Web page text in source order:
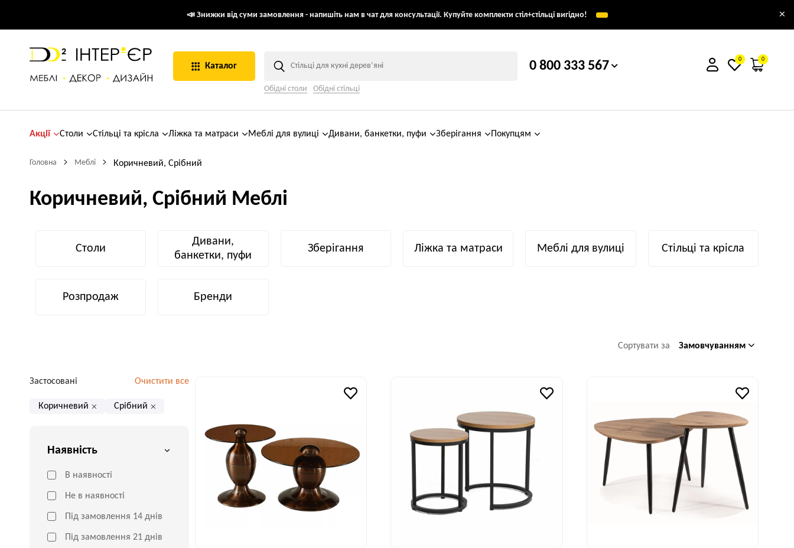
📣 Знижки від суми замовлення - напишіть нам в чат для консультації. Купуйте комплекти стіл+стільці вигідно! ×
Каталог
Обідні столи Обідні стільці
0 800 333 567 0 0
Акції Столи Стільці та крісла Ліжка та матраси Меблі для вулиці Дивани, банкетки, пуфи Зберігання Покупцям
Головна Меблі Коричневий, Срібний
Коричневий, Срібний Меблі
Столи
Дивани,
банкетки, пуфи
Зберігання Ліжка та матраси Меблі для вулиці Стільці та крісла
Розпродаж Бренди
Сортувати за Замовчуванням
Застосовані Очистити все
Коричневий Срібний
Наявність
В наявності
Не в наявності
Під замовлення 14 днів
Під замовлення 21 днів